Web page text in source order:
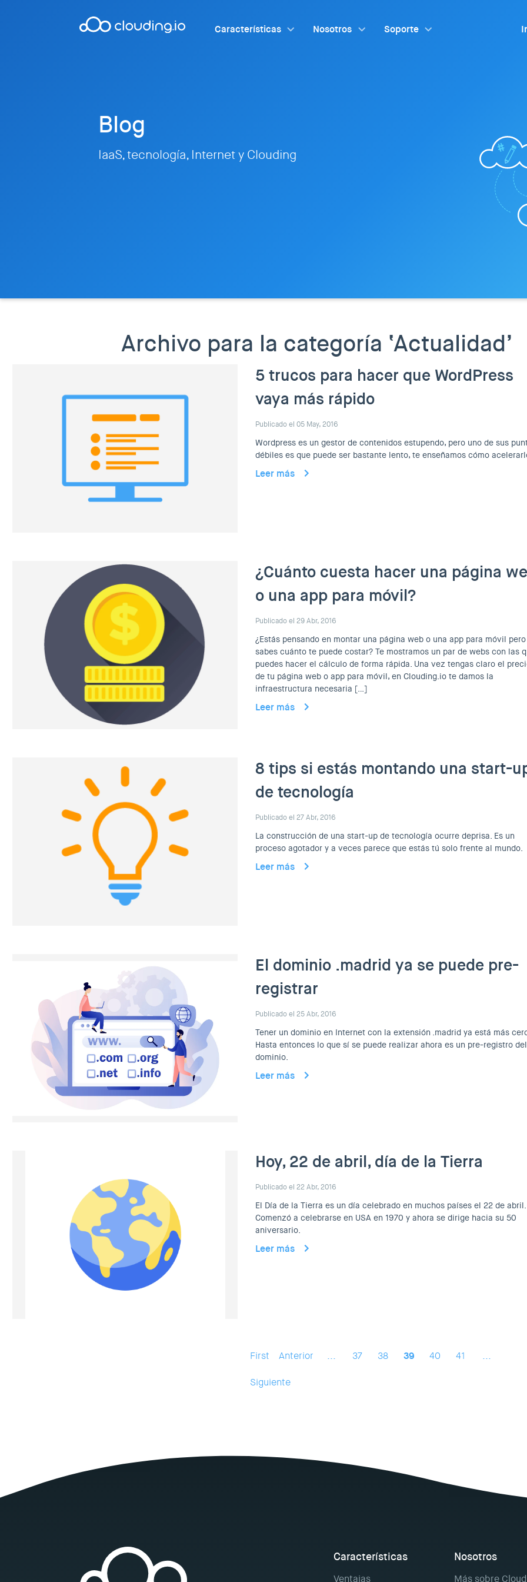
Características Nosotros Soporte
Blog
IaaS, tecnología, Internet y Clouding
Archivo para la categoría ‘Actualidad’
5 trucos para hacer que WordPress
vaya más rápido
Publicado el 05 May, 2016
Wordpress es un gestor de contenidos estupendo, pero uno de sus
débiles es que puede ser bastante lento, te enseñamos cómo
Leer más
¿Cuánto cuesta hacer una página
o una app para móvil?
Publicado el 29 Abr, 2016
¿Estás pensando en montar una página web o una app para móvil
sabes cuánto te puede costar? Te mostramos un par de webs con las
puedes hacer el cálculo de forma rápida. Una vez tengas claro el
de tu página web o app para móvil, en Clouding.io te damos la
infraestructura necesaria […]
Leer más
8 tips si estás montando una start-
de tecnología
Publicado el 27 Abr, 2016
La construcción de una start-up de tecnología ocurre deprisa. Es un
proceso agotador y a veces parece que estás tú solo frente al mundo.
Leer más
El dominio .madrid ya se puede pre-
registrar
Publicado el 25 Abr, 2016
Tener un dominio en Internet con la extensión .madrid ya está más
Hasta entonces lo que sí se puede realizar ahora es un pre-registro del
dominio.
Leer más
Hoy, 22 de abril, día de la Tierra
Publicado el 22 Abr, 2016
El Día de la Tierra es un día celebrado en muchos países el 22 de abril.
Comenzó a celebrarse en USA en 1970 y ahora se dirige hacia su 50
aniversario.
Leer más
First Anterior ... 37 38 39 40 41 ...
Siguiente
Características
Ventajas
Nosotros
Más sobre